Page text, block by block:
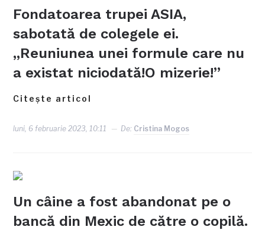
Fondatoarea trupei ASIA,
sabotată de colegele ei.
„Reuniunea unei formule care nu
a existat niciodată!O mizerie!”
Citește articol
luni, 6 februarie 2023, 10:11 De: Cristina Mogos
Un câine a fost abandonat pe o
bancă din Mexic de către o copilă.